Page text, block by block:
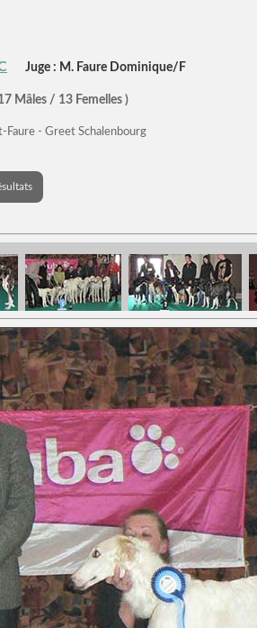
Juge : M. Faure Dominique/F
Mâles / 13 Femelles )
Faure - Greet Schalenbourg